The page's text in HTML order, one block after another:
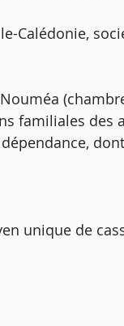
Calédonie,
familiales des
unique de